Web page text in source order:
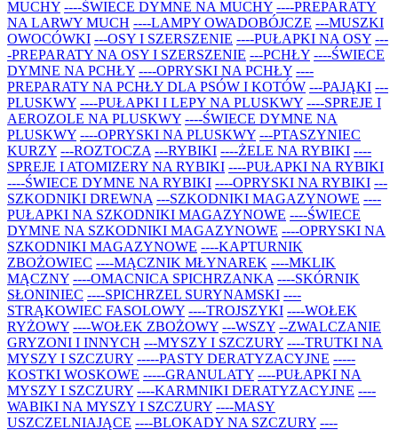
MUCHY ----ŚWIECE DYMNE NA MUCHY ----PREPARATY
NA LARWY MUCH ----LAMPY OWADOBÓJCZE ---MUSZKI
OWOCÓWKI ---OSY I SZERSZENIE ----PUŁAPKI NA OSY ---
-PREPARATY NA OSY I SZERSZENIE ---PCHŁY ----ŚWIECE
DYMNE NA PCHŁY ----OPRYSKI NA PCHŁY ----
PREPARATY NA PCHŁY DLA PSÓW I KOTÓW ---PAJĄKI ---
PLUSKWY ----PUŁAPKI I LEPY NA PLUSKWY ----SPREJE I
AEROZOLE NA PLUSKWY ----ŚWIECE DYMNE NA
PLUSKWY ----OPRYSKI NA PLUSKWY ---PTASZYNIEC
KURZY ---ROZTOCZA ---RYBIKI ----ŻELE NA RYBIKI ----
SPREJE I ATOMIZERY NA RYBIKI ----PUŁAPKI NA RYBIKI
----ŚWIECE DYMNE NA RYBIKI ----OPRYSKI NA RYBIKI ---
SZKODNIKI DREWNA ---SZKODNIKI MAGAZYNOWE ----
PUŁAPKI NA SZKODNIKI MAGAZYNOWE ----ŚWIECE
DYMNE NA SZKODNIKI MAGAZYNOWE ----OPRYSKI NA
SZKODNIKI MAGAZYNOWE ----KAPTURNIK
ZBOŻOWIEC ----MĄCZNIK MŁYNAREK ----MKLIK
MĄCZNY ----OMACNICA SPICHRZANKA ----SKÓRNIK
SŁONINIEC ----SPICHRZEL SURYNAMSKI ----
STRĄKOWIEC FASOLOWY ----TROJSZYKI ----WOŁEK
RYŻOWY ----WOŁEK ZBOŻOWY ---WSZY --ZWALCZANIE
GRYZONI I INNYCH ---MYSZY I SZCZURY ----TRUTKI NA
MYSZY I SZCZURY -----PASTY DERATYZACYJNE -----
KOSTKI WOSKOWE -----GRANULATY ----PUŁAPKI NA
MYSZY I SZCZURY ----KARMNIKI DERATYZACYJNE ----
WABIKI NA MYSZY I SZCZURY ----MASY
USZCZELNIAJĄCE ----BLOKADY NA SZCZURY ----